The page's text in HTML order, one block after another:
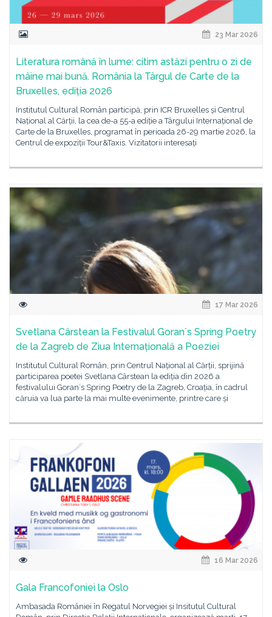
23 Mar 2026
Literatura română în lume: citim astăzi pentru o zi de
mâine mai bună. România la Târgul de Carte de la
Bruxelles, ediția 2026
Institutul Cultural Român participă, prin ICR Bruxelles și Centrul
Național al Cărții, la cea de-a 55-a ediție a Târgului Internațional de
Carte de la Bruxelles, programat în perioada 26-29 martie 2026, la
Centrul de expoziții Tour&Taxis. Vizitatorii interesați
17 Mar 2026
Svetlana Cârstean la Festivalul Goranʼs Spring Poetry
de la Zagreb de Ziua Internațională a Poeziei
Institutul Cultural Român, prin Centrul Național al Cărții, sprijină
participarea poetei Svetlana Cârstean la ediția din 2026 a
festivalului Goranʼs Spring Poetry de la Zagreb, Croația, în cadrul
căruia va lua parte la mai multe evenimente, printre care și
16 Mar 2026
Gala Francofoniei la Oslo
Ambasada României în Regatul Norvegiei și Insitutul Cultural